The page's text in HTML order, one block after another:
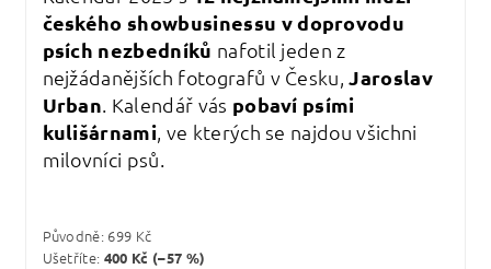
českého showbusinessu v doprovodu
psích nezbedníků nafotil jeden z
nejžádanějších fotografů v Česku,Jaroslav
Urban. Kalendář vás pobaví psími
kulišárnami, ve kterých se najdou všichni
milovníci psů.
Původně: 699 Kč
Ušetříte: 400 Kč (–57 %)